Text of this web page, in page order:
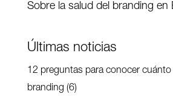
Sobre la salud del branding en
Últimas noticias
12 preguntas para conocer
branding (6)